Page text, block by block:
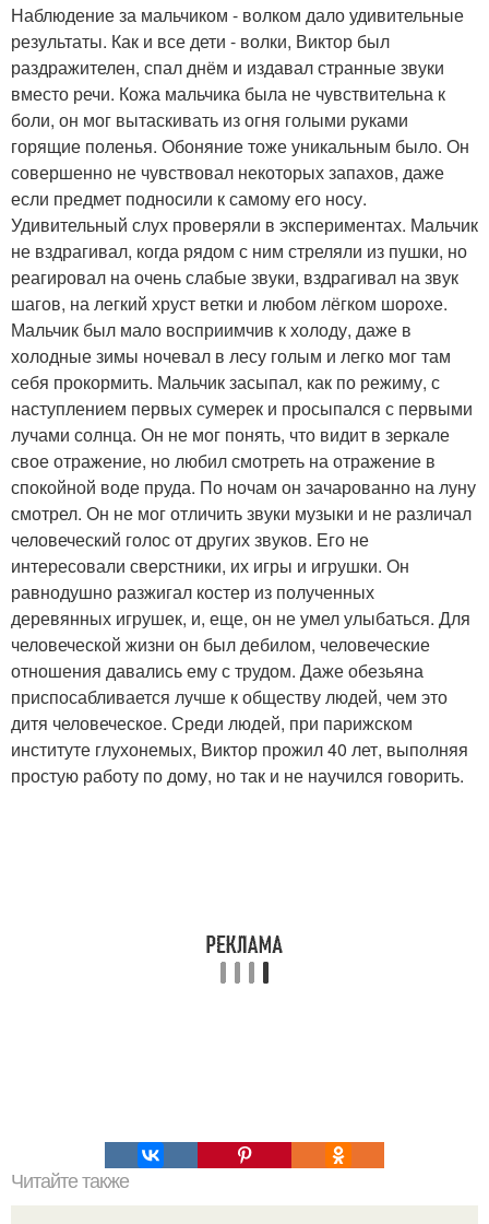
Наблюдение за мальчиком - волком дало удивительные
результаты. Как и все дети - волки, Виктор был
раздражителен, спал днём и издавал странные звуки
вместо речи. Кожа мальчика была не чувствительна к
боли, он мог вытаскивать из огня голыми руками
горящие поленья. Обоняние тоже уникальным было. Он
совершенно не чувствовал некоторых запахов, даже
если предмет подносили к самому его носу.
Удивительный слух проверяли в экспериментах. Мальчик
не вздрагивал, когда рядом с ним стреляли из пушки, но
реагировал на очень слабые звуки, вздрагивал на звук
шагов, на легкий хруст ветки и любом лёгком шорохе.
Мальчик был мало восприимчив к холоду, даже в
холодные зимы ночевал в лесу голым и легко мог там
себя прокормить. Мальчик засыпал, как по режиму, с
наступлением первых сумерек и просыпался с первыми
лучами солнца. Он не мог понять, что видит в зеркале
свое отражение, но любил смотреть на отражение в
спокойной воде пруда. По ночам он зачарованно на луну
смотрел. Он не мог отличить звуки музыки и не различал
человеческий голос от других звуков. Его не
интересовали сверстники, их игры и игрушки. Он
равнодушно разжигал костер из полученных
деревянных игрушек, и, еще, он не умел улыбаться. Для
человеческой жизни он был дебилом, человеческие
отношения давались ему с трудом. Даже обезьяна
приспосабливается лучше к обществу людей, чем это
дитя человеческое. Среди людей, при парижском
институте глухонемых, Виктор прожил 40 лет, выполняя
простую работу по дому, но так и не научился говорить.
Читайте также